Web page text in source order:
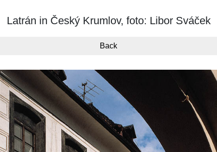
Latrán in Český Krumlov, foto: Libor Sváček
Back